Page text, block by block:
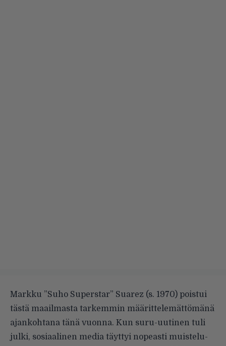
Markku ”Suho Superstar” Suarez (s. 1970) poistui
tästä maailmasta tarkemmin määrittelemättömänä
ajankohtana tänä vuonna. Kun suru-uutinen tuli
julki, sosiaalinen media täyttyi nopeasti muistelu-